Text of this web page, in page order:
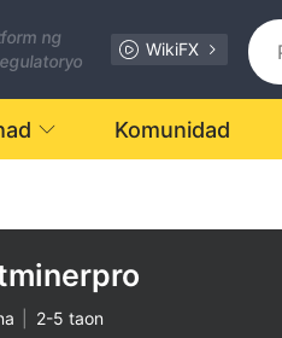
ng
WikiFX
Komunidad
2-5 taon